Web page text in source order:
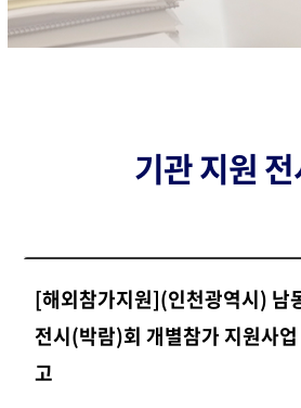
기관 지원
[해외참가지원](인천광역시) 남
전시(박람)회 개별참가 지원사
고